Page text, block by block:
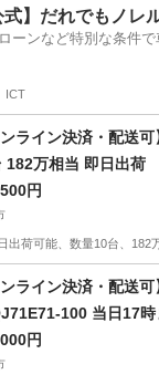
の他 ユニット
式】だれでもノレ
ーンなど特別な条件
ICT
ンライン決済・配送
182万相当 即日出荷
円
出荷可能、数量10台、
その他 ユニット
ンライン決済・配送
100 当日17
円